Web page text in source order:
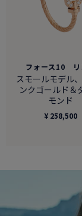
フォース10 リ
スモールモデル
ンクゴールド＆
モンド
¥ 258,500